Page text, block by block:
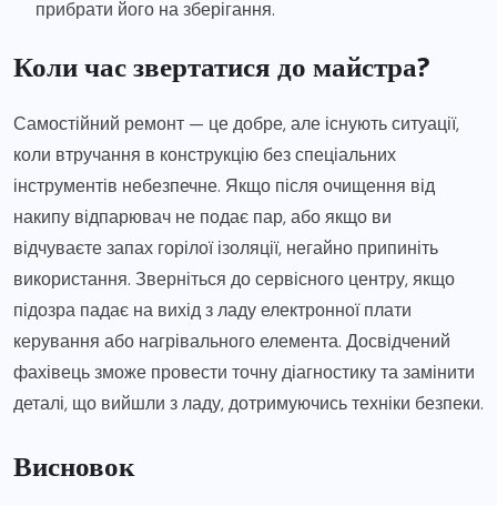
прибрати його на зберігання.
Коли час звертатися до майстра?
Самостійний ремонт — це добре, але існують ситуації,
коли втручання в конструкцію без спеціальних
інструментів небезпечне. Якщо після очищення від
накипу відпарювач не подає пар, або якщо ви
відчуваєте запах горілої ізоляції, негайно припиніть
використання. Зверніться до сервісного центру, якщо
підозра падає на вихід з ладу електронної плати
керування або нагрівального елемента. Досвідчений
фахівець зможе провести точну діагностику та замінити
деталі, що вийшли з ладу, дотримуючись техніки безпеки.
Висновок